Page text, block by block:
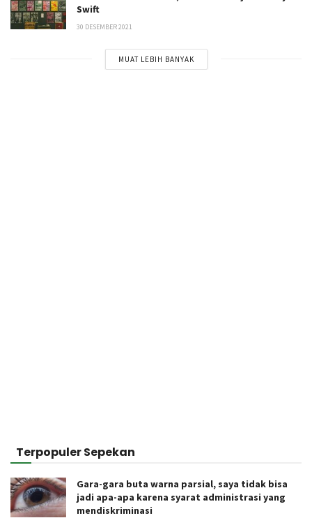
Swift
30 DESEMBER 2021
MUAT LEBIH BANYAK
Terpopuler Sepekan
Gara-gara buta warna parsial, saya tidak bisa
jadi apa-apa karena syarat administrasi yang
mendiskriminasi